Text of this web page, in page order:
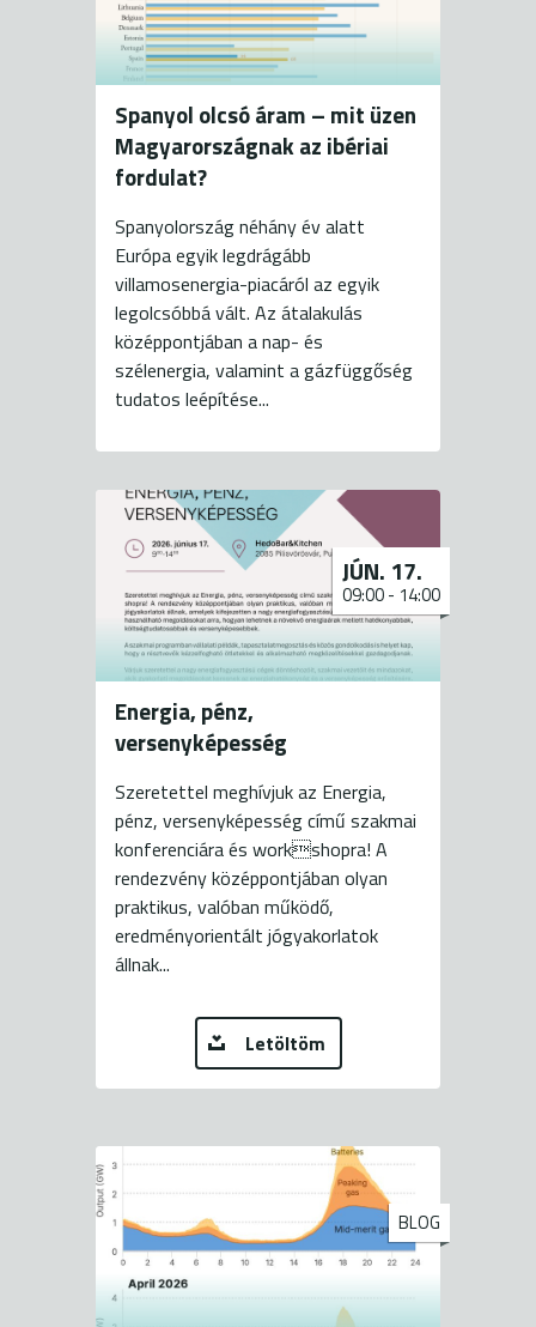
Spanyol olcsó áram – mit üzen
Magyarországnak az ibériai
fordulat?
Spanyolország néhány év alatt
Európa egyik legdrágább
villamosenergia-piacáról az egyik
legolcsóbbá vált. Az átalakulás
középpontjában a nap- és
szélenergia, valamint a gázfüggőség
tudatos leépítése...
Energia, pénz,
versenyképesség
JÚN. 17.
09:00- 14:00
Szeretettel meghívjuk az Energia,
pénz, versenyképesség című szakmai
konferenciára és workshopra! A
rendezvény középpontjában olyan
praktikus, valóban működő,
eredményorientált jógyakorlatok
állnak...
Letöltöm
BLOG